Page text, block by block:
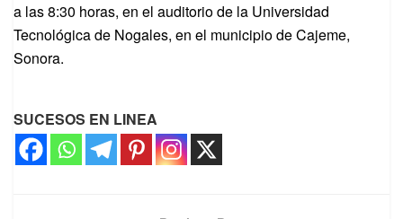
a las 8:30 horas, en el auditorio de la Universidad
Tecnológica de Nogales, en el municipio de Cajeme,
Sonora.
SUCESOS EN LINEA